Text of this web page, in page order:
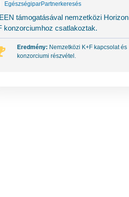
EgészségiparPartnerkeresés
támogatásával nemzetközi Horizon
konzorciumhoz csatlakoztak.
Eredmény: Nemzetközi K+F kapcsolat és
konzorciumi részvétel.